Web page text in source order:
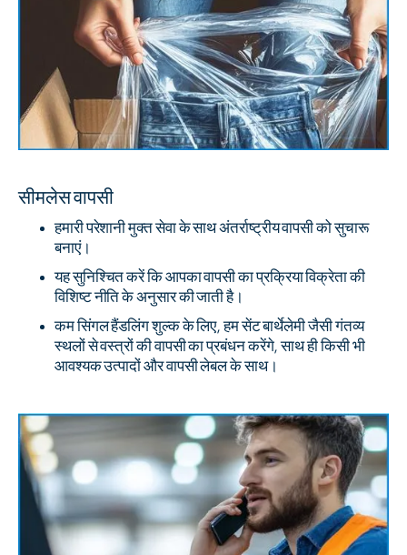
सीमलेस वापसी
हमारी परेशानी मुक्त सेवा के साथ अंतर्राष्ट्रीय वापसी को सुचारू
बनाएं।
यह सुनिश्चित करें कि आपका वापसी का प्रक्रिया विक्रेता की
विशिष्ट नीति के अनुसार की जाती है।
कम सिंगल हैंडलिंग शुल्क के लिए, हम सेंट बार्थेलेमी जैसी गंतव्य
स्थलों से वस्त्रों की वापसी का प्रबंधन करेंगे, साथ ही किसी भी
आवश्यक उत्पादों और वापसी लेबल के साथ।